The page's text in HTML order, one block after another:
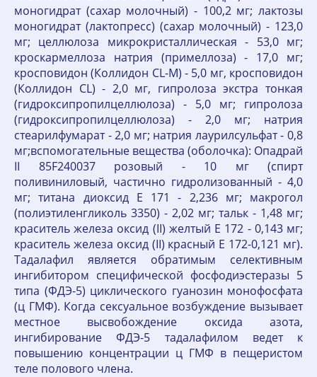
моногидрат (сахар молочный) - 100,2 мг; лактозы
моногидрат (лактопресс) (сахар молочный) - 123,0
мг; целлюлоза микрокристаллическая - 53,0 мг;
кроскармеллоза натрия (примеллоза) - 17,0 мг;
кросповидон (Коллидон CL-M) - 5,0 мг, кросповидон
(Коллидон CL) - 2,0 мг, гипролоза экстра тонкая
(гидроксипропилцеллюлоза) - 5,0 мг; гипролоза
(гидроксипропилцеллюлоза) - 2,0 мг; натрия
стеарилфумарат - 2,0 мг; натрия лаурилсульфат - 0,8
мг;вспомогательные вещества (оболочка): Опадрай
II 85F240037 розовый - 10 мг (спирт
поливиниловый, частично гидролизованный - 4,0
мг; титана диоксид Е 171 - 2,236 мг; макрогол
(полиэтиленгликоль 3350) - 2,02 мг; тальк - 1,48 мг;
краситель железа оксид (II) желтый Е 172 - 0,143 мг;
краситель железа оксид (II) красный Е 172-0,121 мг).
Тадалафил является обратимым селективным
ингибитором специфической фосфодиэстеразы 5
типа (ФДЭ-5) циклического гуанозин монофосфата
(ц ГМФ). Когда сексуальное возбуждение вызывает
местное высвобождение оксида азота,
ингибирование ФДЭ-5 тадалафилом ведет к
повышению концентрации ц ГМФ в пещеристом
теле полового члена.